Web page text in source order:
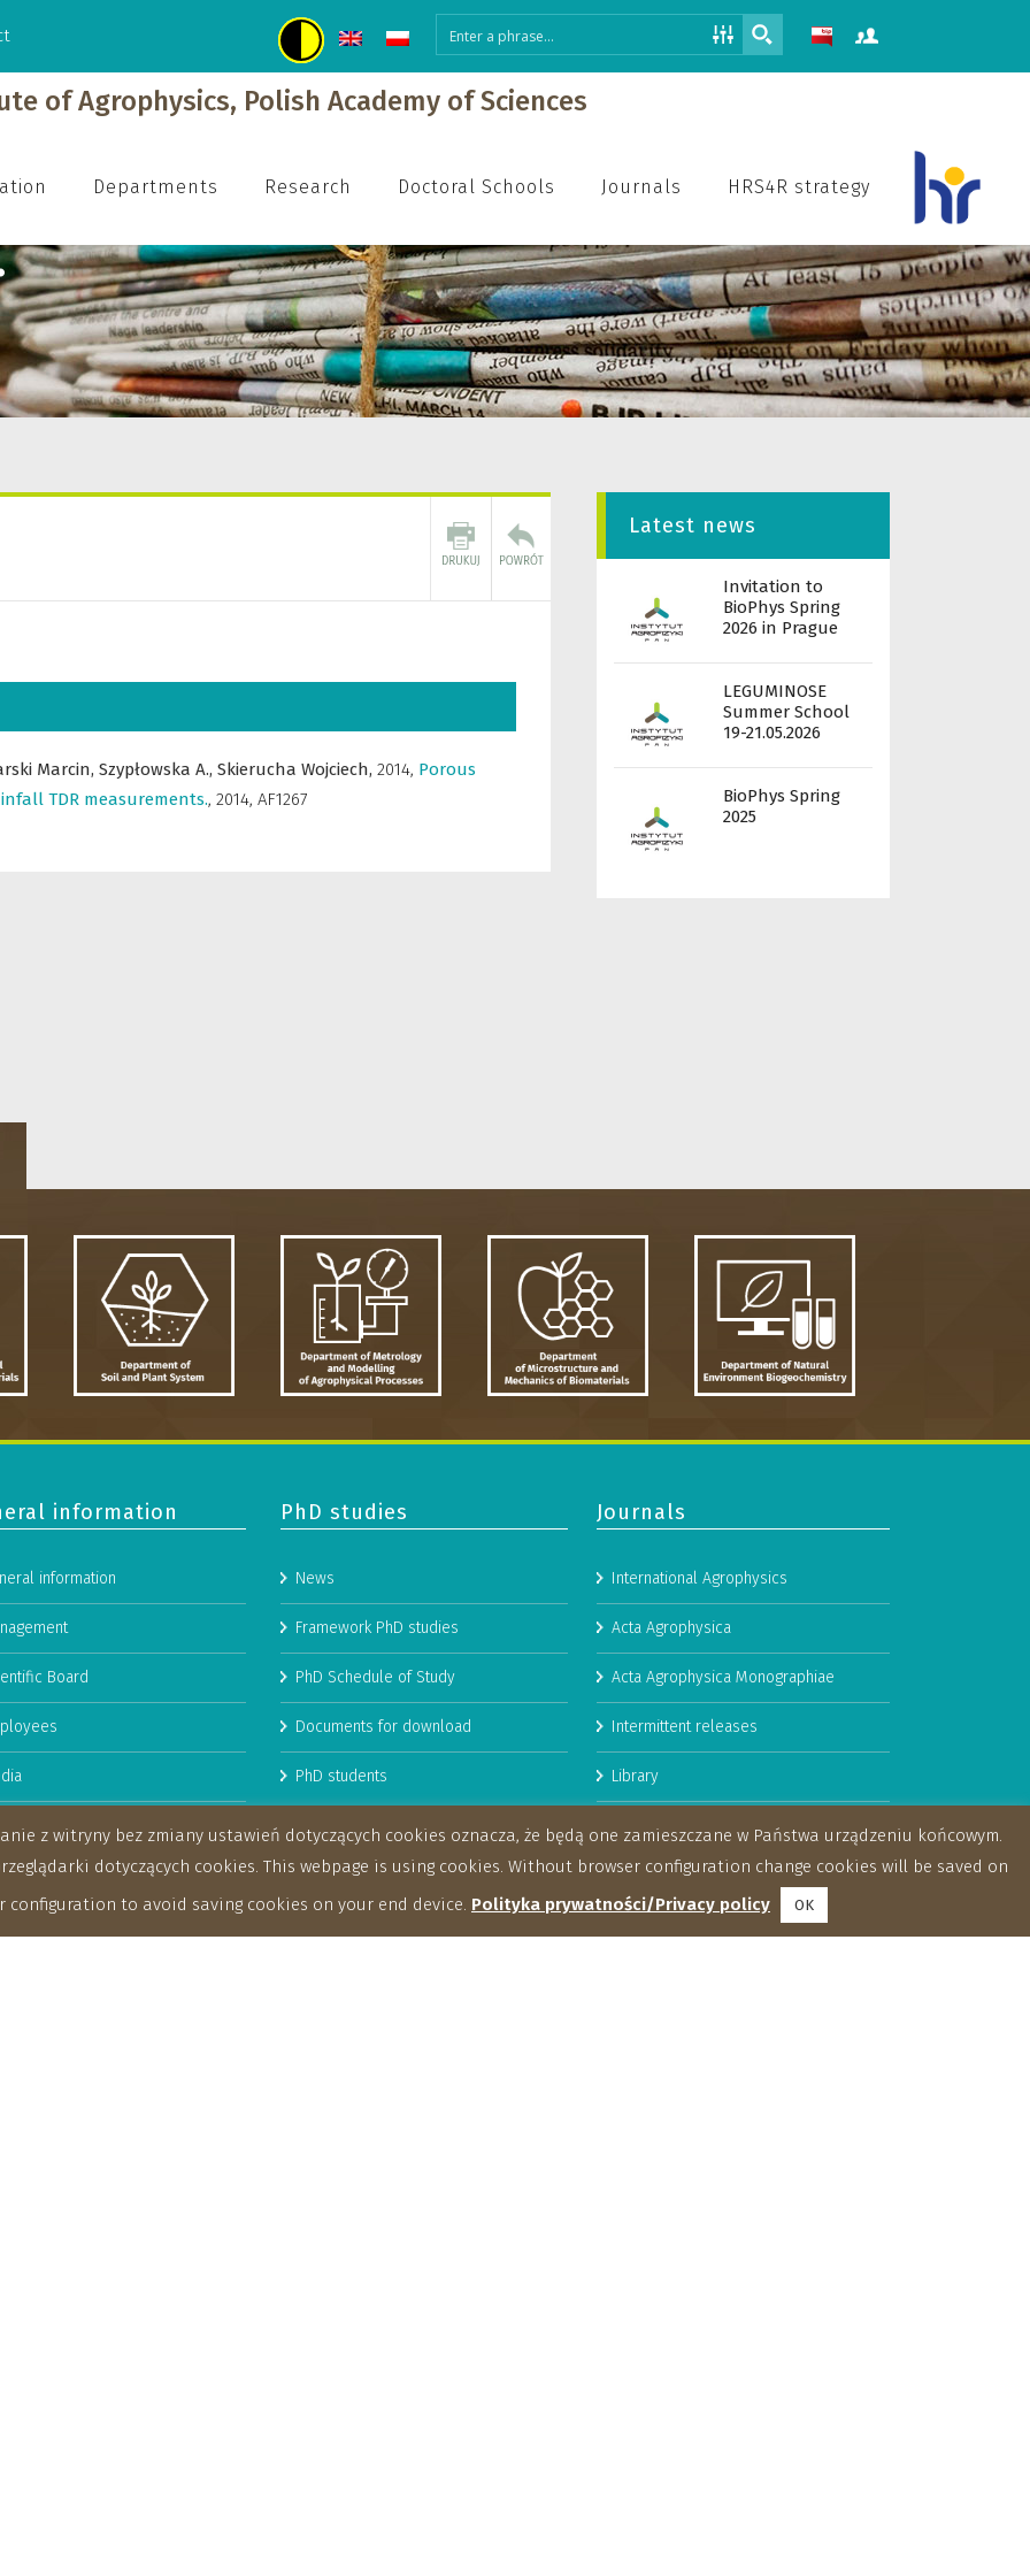
of Agrophysics, Polish Academy of Sciences
Departments Research Doctoral Schools Journals HRS4R strategy
Marcin, Szypłowska A., Skierucha Wojciech, 2014, Porous
TDR measurements., 2014, AF1267
Latest news
Invitation to
BioPhys Spring
2026 in Prague
LEGUMINOSE
Summer School
19-21.05.2026
BioPhys Spring
2025
information
information
Board
Resources Strategy for
PhD studies
News
Framework PhD studies
PhD Schedule of Study
Documents for download
PhD students
Journals
International Agrophysics
Acta Agrophysica
Acta Agrophysica Monographiae
Intermittent releases
Library
Booklets
z witryny bez zmiany ustawień dotyczących cookies oznacza, że będą one zamieszczane w Państwa urządzeniu końcowym.
dotyczących cookies. This webpage is using cookies. Without browser configuration change cookies will be saved on
configuration to avoid saving cookies on your end device. Polityka prywatności/Privacy policy OK